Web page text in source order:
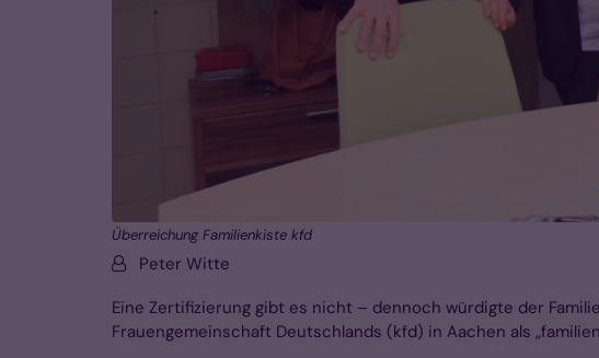
Überreichung Familienkiste kfd
Von:Peter Witte
Eine Zertifizierung gibt es nicht – dennoch würdigte der
Frauengemeinschaft Deutschlands (kfd) in Aachen als